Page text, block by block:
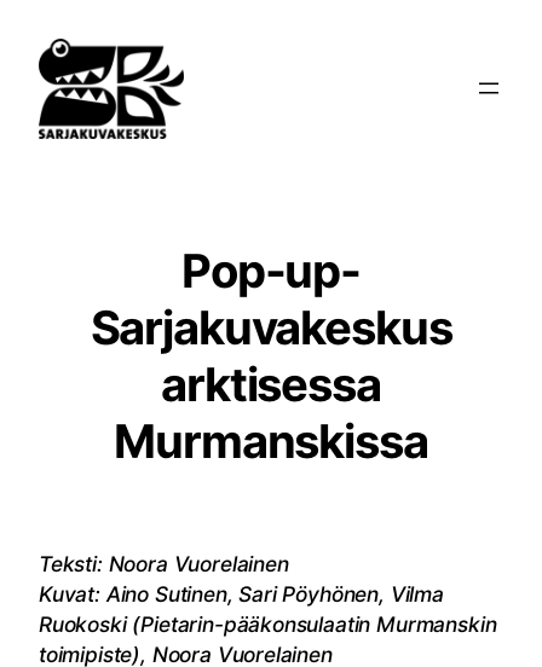
sisältöön
Pop-up-
Sarjakuvakeskus
arktisessa
Murmanskissa
Teksti: Noora Vuorelainen
Kuvat: Aino Sutinen, Sari Pöyhönen, Vilma
Ruokoski (Pietarin-pääkonsulaatin Murmanskin
toimipiste), Noora Vuorelainen